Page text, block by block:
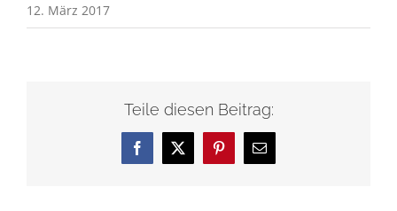
12. März 2017
Teile diesen Beitrag:
Facebook
X Pinterest
E-
Mail